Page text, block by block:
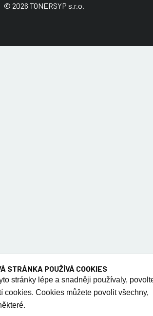
© 2026 TONERSYP s.r.o.
STRÁNKA POUŽÍVÁ COOKIES
stránky lépe a snadněji používaly,
cookies. Cookies můžete povolit všechny,